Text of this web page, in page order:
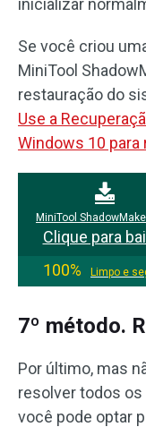
Se você criou
MiniTool
restauração do
Use a
Windows 10 para
MiniTool
Clique para
100%
Limpo e
7º método.
Por último, mas
resolver todos
você pode optar